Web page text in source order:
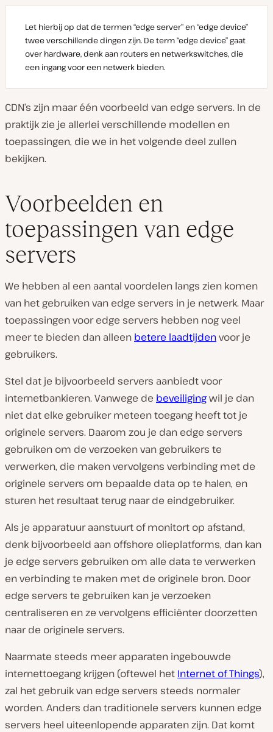
Let hierbij op dat de termen “edge server” en “edge device”
twee verschillende dingen zijn. De term “edge device” gaat
over hardware, denk aan routers en netwerkswitches, die
een ingang voor een netwerk bieden.
CDN’s zijn maar één voorbeeld van edge servers. In de
praktijk zie je allerlei verschillende modellen en
toepassingen, die we in het volgende deel zullen
bekijken.
Voorbeelden en
toepassingen van edge
servers
We hebben al een aantal voordelen langs zien komen
van het gebruiken van edge servers in je netwerk. Maar
toepassingen voor edge servers hebben nog veel
meer te bieden dan alleen betere laadtijdenvoor je
gebruikers.
Stel dat je bijvoorbeeld servers aanbiedt voor
internetbankieren. Vanwege de beveiligingwil je dan
niet dat elke gebruiker meteen toegang heeft tot je
originele servers. Daarom zou je dan edge servers
gebruiken om de verzoeken van gebruikers te
verwerken, die maken vervolgens verbinding met de
originele servers om bepaalde data op te halen, en
sturen het resultaat terug naar de eindgebruiker.
Als je apparatuur aanstuurt of monitort op afstand,
denk bijvoorbeeld aan offshore olieplatforms, dan kan
je edge servers gebruiken om alle data te verwerken
en verbinding te maken met de originele bron. Door
edge servers te gebruiken kan je verzoeken
centraliseren en ze vervolgens efficiënter doorzetten
naar de originele servers.
Naarmate steeds meer apparaten ingebouwde
internettoegang krijgen (oftewel het Internet of Things),
zal het gebruik van edge servers steeds normaler
worden. Anders dan traditionele servers kunnen edge
servers heel uiteenlopende apparaten zijn. Dat komt